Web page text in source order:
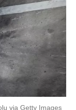
via Getty Images